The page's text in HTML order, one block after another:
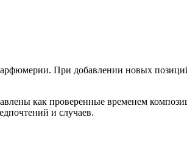
При добавлении новых
как проверенные временем
и случаев.